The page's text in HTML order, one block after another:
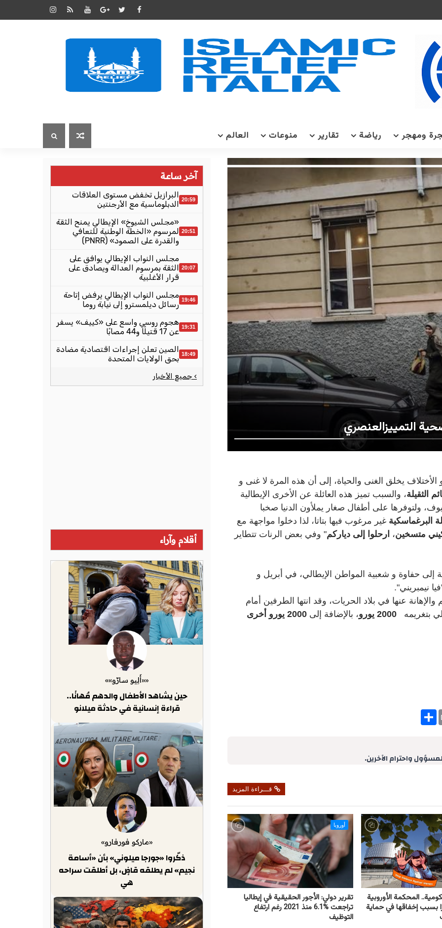
ومهجر رياضة تقارير منوعات العالم
التمييزالعنصري
يخلق الغنى والحياة، إلى أن هذه المرة لا غنى و
الثقيلة، والسبب تميز هذه العائلة عن الأخرى الإيطالية
ولتوفرها على أطفال صغار يملأون الدنيا صخبا
البرغماسكية غير مرغوب فيها بتاتا، لذا دخلوا مواجهة مع
متسخين، ارحلوا إلى دياركم" وفي بعض الرنات تتطاير
حفاوة و شعبية المواطن الإيطالي، في أبريل و
عنها في بلاد الحريات، وقد انتها الطرفين أمام
بتغريمه 2000 يورو ، بالإضافة إلى
2000 يورو أخرى
S
واحترام الآخرين.
قـــراءة المزيد
المحكمة الأوروبية
بسبب إخفاقها في حماية
أوروبا
تقرير دولي: الأجور الحقيقية في إيطاليا
تراجعت %6.1 منذ 2021 رغم ارتفاع
التوظيف
آخر ساعة
20:59 البرازيل تخفض مستوى العلاقات
الدبلوماسية مع الأرجنتين
20:51
«مجلس الشيوخ» الإيطالي يمنح الثقة
لمرسوم «الخطة الوطنية للتعافي
والقدرة على الصمود» (PNRR)
20:07
مجلس النواب الإيطالي يوافق على
الثقة بمرسوم العدالة ويصادق على
قرار الأغلبية
19:46 مجلس النواب الإيطالي يرفض إتاحة
رسائل ديلمسترو إلى نيابة روما
19:31 هجوم روسي واسع على «كييف» يسفر
عن 17 قتيلًا و44 مصابًا
18:49 الصين تعلن إجراءات اقتصادية مضادة
بحق الولايات المتحدة
› جميع الأخبار
أقلام وآراء
««أَلِيو سارّو»»
حين يشاهد الأطفال والدهم مُهانًا..
قراءة إنسانية في حادثة ميلانو
«ماركو فورفارو»
ذكّروا «جورجا ميلوني» بأن «أسامة
نجيم» لم يطلقه قاضٍ، بل أطلقت سراحه
هي